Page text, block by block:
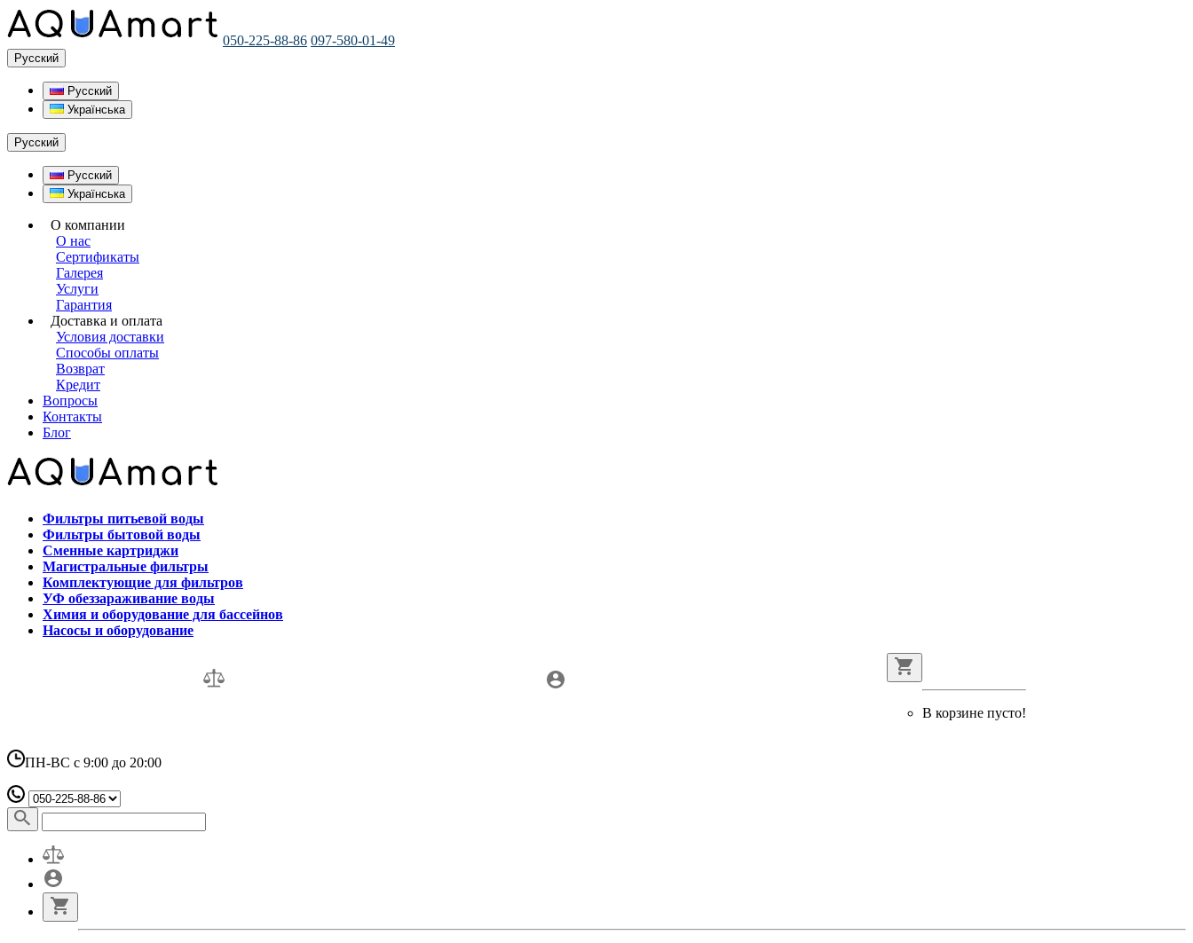
050-225-88-86 097-580-01-49
Русский
Русский
Українська
Русский
Русский
Українська
О компании
О нас
Сертификаты
Галерея
Услуги
Гарантия
Доставка и оплата
Условия доставки
Способы оплаты
Возврат
Кредит
Вопросы
Контакты
Блог
Фильтры питьевой воды
Фильтры бытовой воды
Сменные картриджи
Магистральные фильтры
Комплектующие для фильтров
УФ обеззараживание воды
Химия и оборудование для бассейнов
Насосы и оборудование
В корзине пусто!
ПН-ВС с 9:00 до 20:00